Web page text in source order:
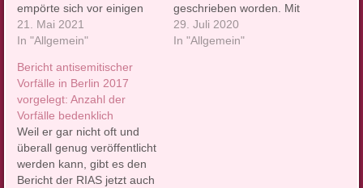
empörte sich vor einigen
Jahren mal ein Leser bei
mir. Was erstmal lustig
tragisch. Denn dieser
Leser fühlte sich
tatsächlich völlig zu
Unrecht als Antisemit
gebrandmarkt. Er war
emotional tief betroffen.
Antisemit…
21. Mai 2021
In "Allgemein"
geschrieben worden. Mit
zunehmender Sorge und
Irritation beobachten wir
29. Juli 2020
In "Allgemein"
Bericht antisemitischer
Vorfälle in Berlin 2017
vorgelegt: Anzahl der
Vorfälle bedenklich
Weil er gar nicht oft und
überall genug veröffentlicht
werden kann, gibt es den
Bericht der RIAS jetzt auch